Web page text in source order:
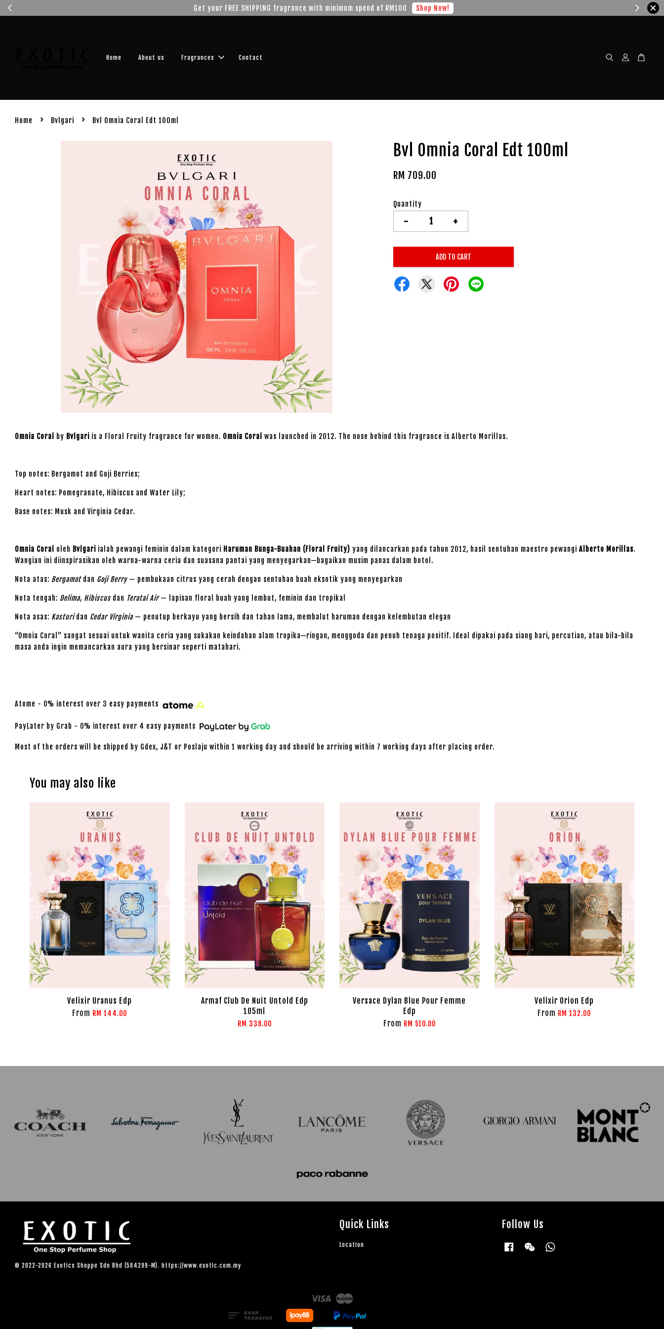
Get your FREE SHIPPING fragrance with minimum spend of RM100 Shop Now!
Home About us Fragrances Contact
Home › Bvlgari › Bvl Omnia Coral Edt 100ml
Bvl Omnia Coral Edt 100ml
RM 709.00
Quantity
- +
ADD TO CART
Omnia Coral by Bvlgari is a Floral Fruity fragrance for women. Omnia Coral was launched in 2012. The nose behind this fragrance is Alberto Morillas.
Top notes: Bergamot and Goji Berries;
Heart notes: Pomegranate, Hibiscus and Water Lily;
Base notes: Musk and Virginia Cedar.
Omnia Coral oleh Bvlgari ialah pewangi feminin dalam kategori Haruman Bunga-Buahan (Floral Fruity) yang dilancarkan pada tahun 2012, hasil sentuhan maestro pewangi Alberto Morillas.
Wangian ini diinspirasikan oleh warna-warna ceria dan suasana pantai yang menyegarkan—bagaikan musim panas dalam botol.
Nota atas: Bergamotdan Goji Berry— pembukaan citrus yang cerah dengan sentuhan buah eksotik yang menyegarkan
Nota tengah: Delima, Hibiscus dan Teratai Air— lapisan floral buah yang lembut, feminin dan tropikal
Nota asas: Kasturidan Cedar Virginia— penutup berkayu yang bersih dan tahan lama, membalut haruman dengan kelembutan elegan
“Omnia Coral” sangat sesuai untuk wanita ceria yang sukakan keindahan alam tropika—ringan, menggoda dan penuh tenaga positif. Ideal dipakai pada siang hari, percutian, atau bila-bila
masa anda ingin memancarkan aura yang bersinar seperti matahari.
Atome - 0% interest over 3 easy payments
PayLater by Grab - 0% interest over 4 easy payments
Most of the orders will be shipped by Gdex, J&T or Poslaju within 1 working day and should be arriving within 7 working days after placing order.
You may also like
Velixir Uranus Edp
From RM 144.00
Armaf Club De Nuit Untold Edp
105ml
RM 338.00
Versace Dylan Blue Pour Femme
Edp
From RM 510.00
Velixir Orion Edp
From RM 132.00
© 2022-2026 Exotics Shoppe Sdn Bhd (584299-M). https://www.exotic.com.my
Quick Links
Location
Follow Us
Facebook Wechat
Visa